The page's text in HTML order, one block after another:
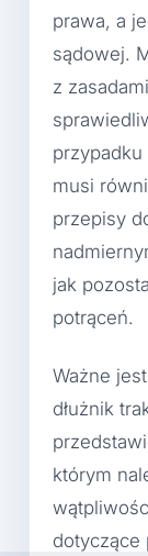
prawa, a
sądowej.
z
musi
przepisy
jak
potrąceń.
Ważne
dłużnik
którym
dotyczące